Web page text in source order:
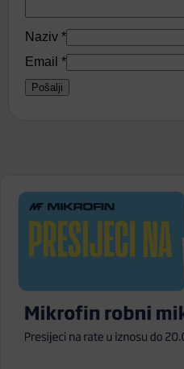
Naziv *
Email *